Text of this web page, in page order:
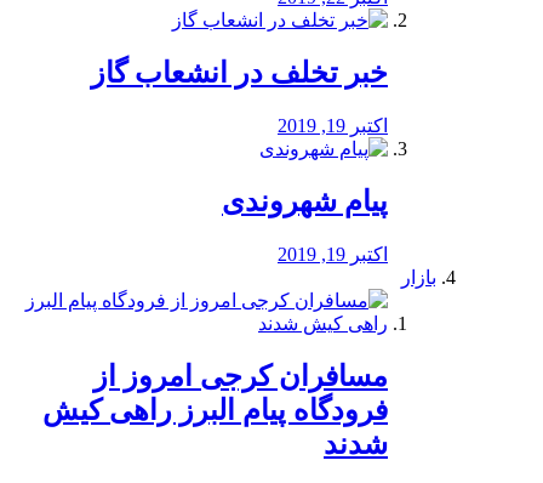
خبر تخلف در انشعاب گاز
اکتبر 19, 2019
پیام شهروندی
اکتبر 19, 2019
بازار
مسافران کرجی امروز از
فرودگاه پیام البرز راهی کیش
شدند